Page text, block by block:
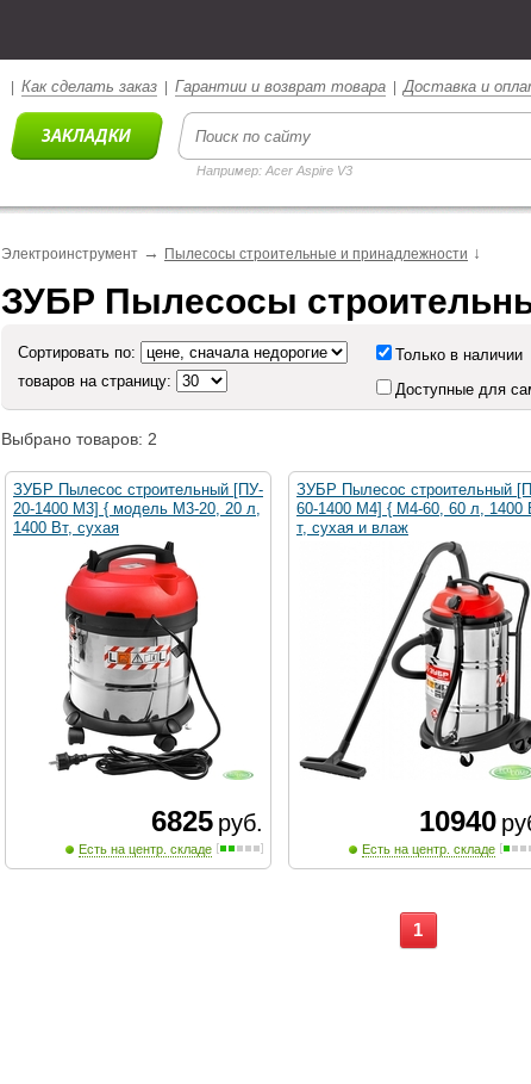
Как сделать заказ Гарантии и возврат товара |Доставка и
Например: Acer Aspire V3
Электроинструмент → Пылесосы строительные и принадлежности ↓
ЗУБР Пылесосы
Сортировать по:
товаров на страницу:
Только в наличии
Доступные для
Выбрано товаров: 2
ЗУБР Пылесос строительный [ПУ-
20-1400 М3] { модель М3-20, 20 л,
1400 Вт, сухая
6825 руб.
Есть на центр. складе
ЗУБР Пылесос строительный
60-1400 М4] { М4-60, 60 л, 1400
т, сухая и влаж
10940
Есть на центр. складе
1